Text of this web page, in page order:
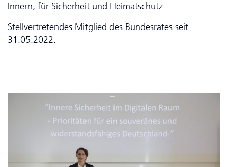
Innern, für Sicherheit und Heimatschutz.
Stellvertretendes Mitglied des Bundesrates seit
31.05.2022.